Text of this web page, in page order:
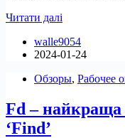
Читати далі
командну
опцію
-
у
Linux
walle9054
2024-01-24
Обзоры, Рабочее
Fd – найкраща
‘Find’